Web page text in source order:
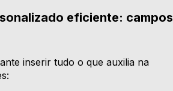
eficiente: campos
inserir tudo o que auxilia na